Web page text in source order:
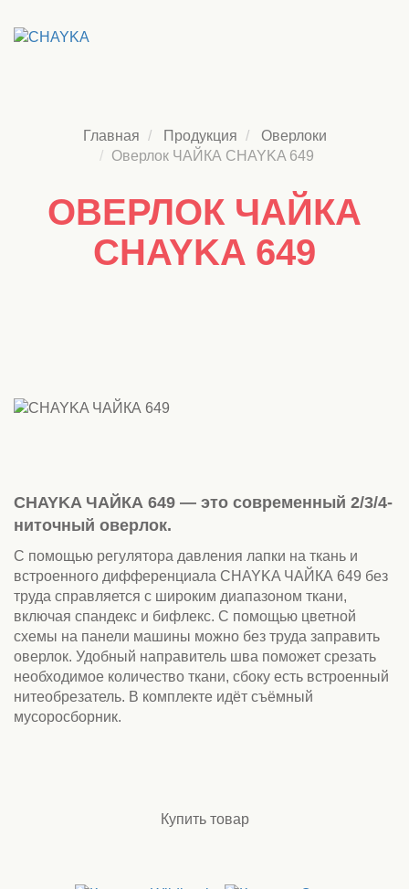
Главная Продукция
Оверлоки
Оверлок ЧАЙКА CHAYKA 649
ОВЕРЛОК ЧАЙКА
CHAYKA 649
CHAYKA ЧАЙКА 649 — это современный 2/3/4-
ниточный оверлок.
С помощью регулятора давления лапки на ткань и
встроенного дифференциала CHAYKA ЧАЙКА 649 без
труда справляется с широким диапазоном ткани,
включая спандекс и бифлекс. С помощью цветной
схемы на панели машины можно без труда заправить
оверлок. Удобный направитель шва поможет срезать
необходимое количество ткани, сбоку есть встроенный
нитеобрезатель. В комплекте идёт съёмный
мусоросборник.
Купить товар